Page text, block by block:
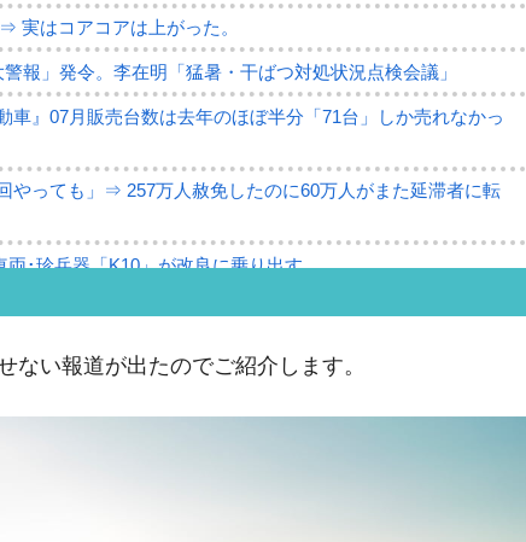
実はコアコアは上がった。
報」発令。李在明「猛暑・干ばつ対処状況点検会議」
車』07月販売台数は去年のほぼ半分「71台」しか売れなかっ
やっても」⇒ 257万人赦免したのに60万人がまた延滞者に転
･珍兵器「K10」が改良に乗り出す。
。せや、若者に起業させよう」⇒ どんな雇用対策だソレ。
い報道が出たのでご紹介します。